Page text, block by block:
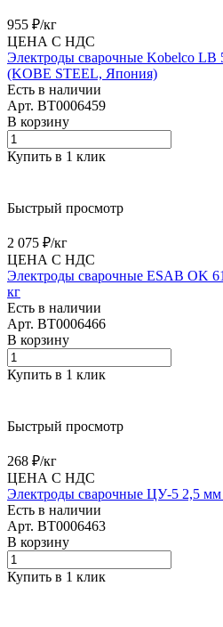
955 ₽/кг
ЦЕНА С НДС
Электроды сварочные Kobelco LB
(KOBE STEEL, Япония)
Есть в наличии
Арт. BT0006459
В корзину
Купить в 1 клик
Быстрый просмотр
2 075 ₽/кг
ЦЕНА С НДС
Электроды сварочные ESAB OK
кг
Есть в наличии
Арт. BT0006466
В корзину
Купить в 1 клик
Быстрый просмотр
268 ₽/кг
ЦЕНА С НДС
Электроды сварочные ЦУ-5 2,5
Есть в наличии
Арт. BT0006463
В корзину
Купить в 1 клик